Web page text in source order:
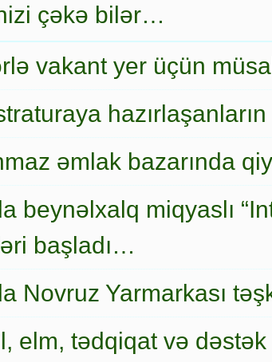
çəkə bilər…
vakant yer üçün
əmlak bazarında
beynəlxalq miqyaslı
başladı…
Novruz Yarmarkası
elm, tədqiqat və